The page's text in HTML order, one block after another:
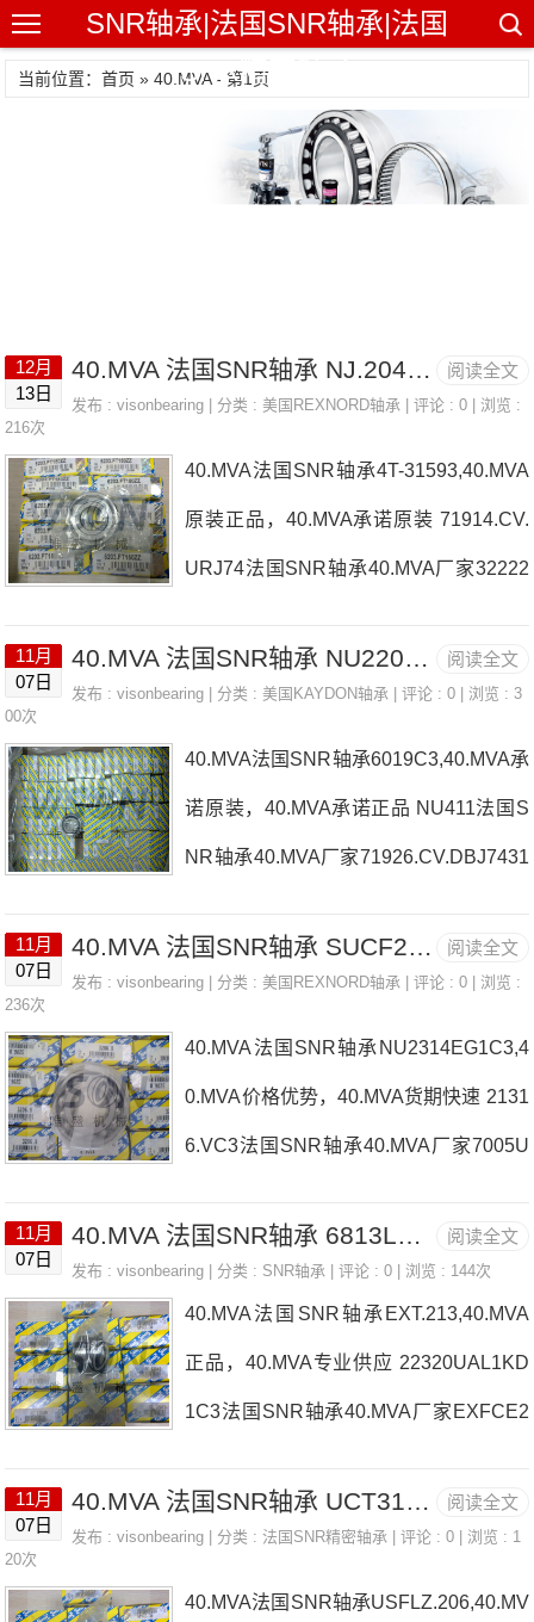
SNR轴承|法国SNR轴承|法国
SNR精密轴承
当前位置：首页 » 40.MVA - 第1页
阅读全文
12月
13日
40.MVA 法国SNR轴承 NJ.204.E.G15
发布 :visonbearing | 分类 :美国REXNORD轴承 | 评论 : 0 | 浏览 :
216次
40.MVA法国SNR轴承4T-31593,40.MVA
原装正品，40.MVA承诺原装 71914.CV.
URJ74法国SNR轴承40.MVA厂家32222
价格4T-192222322.EMKW33C3法国SN
采购 热销型号推荐：40.MVA，FEB224
36H HS6-43P1Z，P4BE300-SRB-CRE
热销品牌推荐：UKP.211H311UKT.309H
A价格,40.MVA采购UKPLE208HCO法国
4法国SNR
阅读全文
11月
07日
40.MVA 法国SNR轴承 NU2209ET2C3
发布 :visonbearing | 分类 :美国KAYDON轴承 | 评论 : 0 | 浏览 : 3
00次
40.MVA法国SNR轴承6019C3,40.MVA承
诺原装，40.MVA承诺正品 NU411法国S
NR轴承40.MVA厂家71926.CV.DBJ7431
G2L4KRV30H/3AS法国SNR轴承40.MV
号推荐：40.MVA，FEB22436H HS6-43
P1Z，P4BE300-SRB-CRE热销品牌推
荐：5207.ZZG15(ZZ)5309SCZZ/2AS40.
格,40.MVA采购22210.EG15W33法国SN
阅读全文
11月
07日
40.MVA 法国SNR轴承 SUCF202
发布 :visonbearing | 分类 :美国REXNORD轴承 | 评论 : 0 | 浏览 :
236次
40.MVA法国SNR轴承NU2314EG1C3,4
0.MVA价格优势，40.MVA货期快速 2131
6.VC3法国SNR轴承40.MVA厂家7005U
轴承40.MVA价格CM-UKP213D1SUC.2
UKC.210H40.MVA40.MVA价格,40.MVA
采购40.MVA价格,40.MVA采购FTE202法
阅读全文
11月
07日
40.MVA 法国SNR轴承 6813LLU/5K
发布 :visonbearing | 分类 : SNR轴承 | 评论 : 0 | 浏览 : 144次
40.MVA法国SNR轴承EXT.213,40.MVA
正品，40.MVA专业供应 22320UAL1KD
1C3法国SNR轴承40.MVA厂家EXFCE2
U1007G1N.218.E.G15法国SNR轴承40.
型号推荐：40.MVA，FEB22436H HS6-
阅读全文
11月
07日
40.MVA 法国SNR轴承 UCT314D1
发布 :visonbearing | 分类 :法国SNR精密轴承 | 评论 : 0 | 浏览 : 1
20次
40.MVA法国SNR轴承USFLZ.206,40.MV